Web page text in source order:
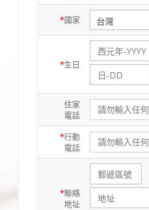
*國家
*生日
住家
電話
*行動
電話
*聯絡
地址